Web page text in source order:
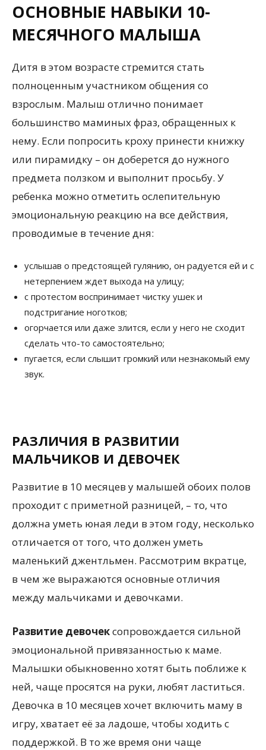
ОСНОВНЫЕ НАВЫКИ 10-
МЕСЯЧНОГО МАЛЫША
Дитя в этом возрасте стремится стать
полноценным участником общения со
взрослым. Малыш отлично понимает
большинство маминых фраз, обращенных к
нему. Если попросить кроху принести книжку
или пирамидку – он доберется до нужного
предмета ползком и выполнит просьбу. У
ребенка можно отметить ослепительную
эмоциональную реакцию на все действия,
проводимые в течение дня:
услышав о предстоящей гулянию, он радуется ей и с
нетерпением ждет выхода на улицу;
с протестом воспринимает чистку ушек и
подстригание ноготков;
огорчается или даже злится, если у него не сходит
сделать что-то самостоятельно;
пугается, если слышит громкий или незнакомый ему
звук.
РАЗЛИЧИЯ В РАЗВИТИИ
МАЛЬЧИКОВ И ДЕВОЧЕК
Развитие в 10 месяцев у малышей обоих полов
проходит с приметной разницей, – то, что
должна уметь юная леди в этом году, несколько
отличается от того, что должен уметь
маленький джентльмен. Рассмотрим вкратце,
в чем же выражаются основные отличия
между мальчиками и девочками.
Развитие девочексопровождается сильной
эмоциональной привязанностью к маме.
Малышки обыкновенно хотят быть поближе к
ней, чаще просятся на руки, любят ластиться.
Девочка в 10 месяцев хочет включить маму в
игру, хватает её за ладоше, чтобы ходить с
поддержкой. В то же время они чаще